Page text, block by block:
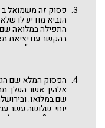
להלן. גישה זו
עבודת כוכבים
דרך הזדקקות
חז"ל, לעומת זאת,
ממש, אבל מכלילים
פסוק זה משמואל ב
הנביא מודיע לו
התפילה במלואה
בהקשר עם יציאת
פיסקא פד: "וכן
המיוחדים). ר'
לאומרו, אמרו
מדרש ספרי זה עם
אליעזר בספרי
תחת טובה. הקב"ה
הפסוק המלא שם
אלהיך אשר העלך
שם במלואו.
יוחי: שלושה עשר
טעמא? ויאמרו